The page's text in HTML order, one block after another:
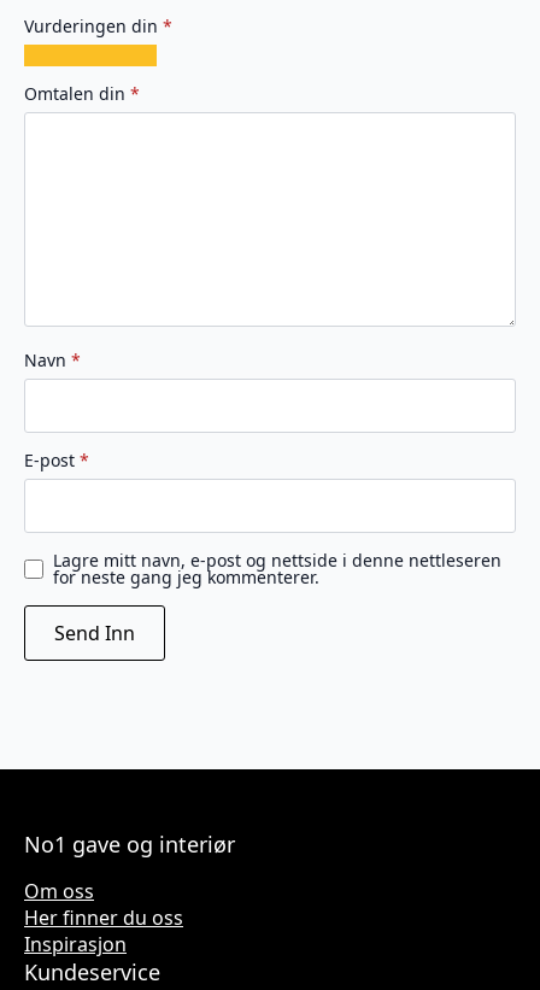
Vurderingen din *
av
5
av
5
av
5
av
5
av
5
Omtalen din *
Navn *
E-post *
Lagre mitt navn, e-post og nettside i denne nettleseren
for neste gang jeg kommenterer.
No1 gave og interiør
Om oss
Her finner du oss
Inspirasjon
Kundeservice